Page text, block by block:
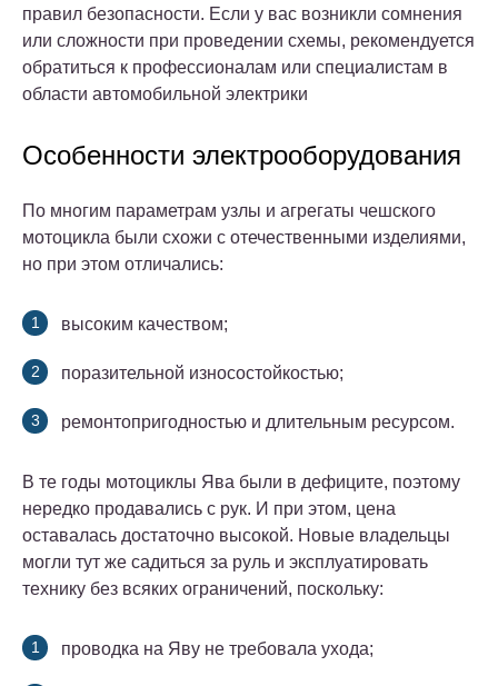
правил безопасности. Если у вас возникли сомнения
или сложности при проведении схемы, рекомендуется
обратиться к профессионалам или специалистам в
области автомобильной электрики
Особенности электрооборудования
По многим параметрам узлы и агрегаты чешского
мотоцикла были схожи с отечественными изделиями,
но при этом отличались:
высоким качеством;
поразительной износостойкостью;
ремонтопригодностью и длительным ресурсом.
В те годы мотоциклы Ява были в дефиците, поэтому
нередко продавались с рук. И при этом, цена
оставалась достаточно высокой. Новые владельцы
могли тут же садиться за руль и эксплуатировать
технику без всяких ограничений, поскольку:
проводка на Яву не требовала ухода;